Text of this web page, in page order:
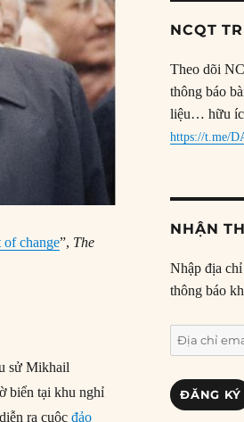
of change”, The
sử Mikhail
biển tại khu nghỉ
ra cuộcđảo
NCQT
Theo dõi
thông báo
liệu… hữu
https://t.me/
NHẬN
Nhập địa
thông báo
Địa
chỉ
email
ĐĂNG KÝ